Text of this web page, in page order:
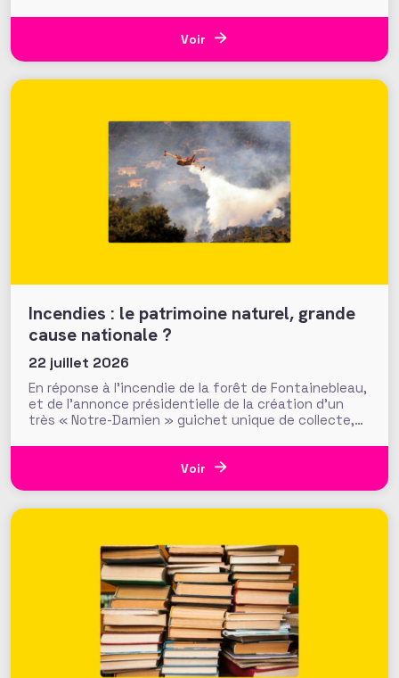
influence croissante dans les domaines de l’intérêt
général. Fonds de dotation dormants, fondations
Voir
Incendies : le patrimoine naturel, grande
cause nationale ?
22 juillet 2026
En réponse à l’incendie de la forêt de Fontainebleau,
et de l’annonce présidentielle de la création d’un
très « Notre-Damien » guichet unique de collecte,
d’une semaine par la Fondation du Patrimoine. Alors
que d’autres collectes, par l’ONF ou des particuliers,
Voir